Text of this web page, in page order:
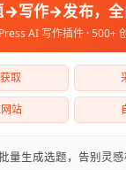
→写作→发布，全
AI 写作插件 · 500+
取
站
量生成选题，告别灵